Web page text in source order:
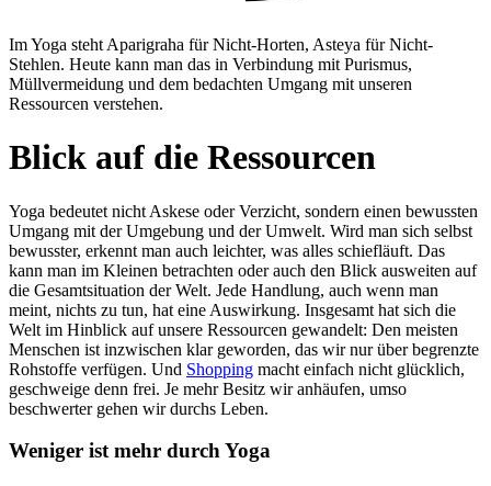
Im Yoga steht Aparigraha für Nicht-Horten, Asteya für Nicht-
Stehlen. Heute kann man das in Verbindung mit Purismus,
Müllvermeidung und dem bedachten Umgang mit unseren
Ressourcen verstehen.
Blick auf die Ressourcen
Yoga bedeutet nicht Askese oder Verzicht, sondern einen bewussten
Umgang mit der Umgebung und der Umwelt. Wird man sich selbst
bewusster, erkennt man auch leichter, was alles schiefläuft. Das
kann man im Kleinen betrachten oder auch den Blick ausweiten auf
die Gesamtsituation der Welt. Jede Handlung, auch wenn man
meint, nichts zu tun, hat eine Auswirkung. Insgesamt hat sich die
Welt im Hinblick auf unsere Ressourcen gewandelt: Den meisten
Menschen ist inzwischen klar geworden, das wir nur über begrenzte
Rohstoffe verfügen. Und Shopping macht einfach nicht glücklich,
geschweige denn frei. Je mehr Besitz wir anhäufen, umso
beschwerter gehen wir durchs Leben.
Weniger ist mehr durch Yoga